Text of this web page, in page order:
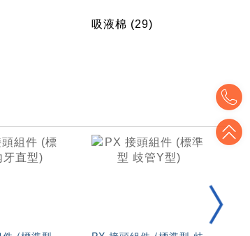
吸液棉 (29)